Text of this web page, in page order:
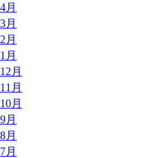
月
月
月
月
月
月
月
月
月
月